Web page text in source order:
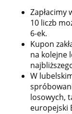
Zapłacimy
10 liczb
6-ek.
Kupon
na kolejne
W
losowych,
europejski